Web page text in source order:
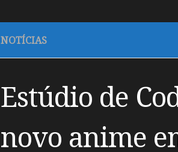
NOTÍCIAS
Estúdio de
novo anime